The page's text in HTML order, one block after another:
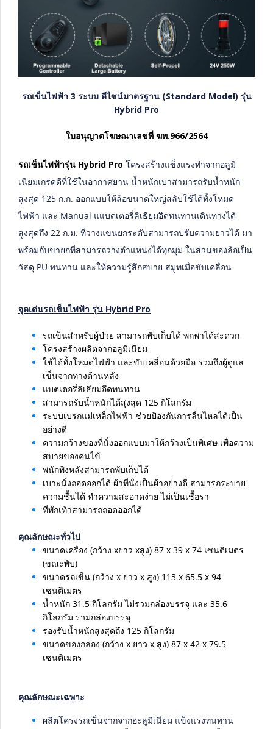
รถเข็นไฟฟ้า 3 ระบบ ดีไซน์มาตรฐาน (Standard Model) รุ่น
Hybrid Pro
ใบอนุญาตโฆษณาเลขที่ ฆพ.966/2564
รถเข็นไฟฟ้ารุ่น Hybrid Pro โครงสร้างแข็งแรงทำจากอลูมิ
เนียมเกรดดีที่ใช้ในอากาศยาน น้ำหนักเบาสามารถรับน้ำหนัก
สูงสุด 125 ก.ก. ออกแบบให้ล้อขนาดใหญ่สลับใช้ได้ทั้งโหมด
ไฟฟ้า และ Manual แแบตเตอรี่ลิเธียมอึดทนทานเดินทางได้
สูงสุดถึง 22 ก.ม. ที่วางแขนยกระดับสามารถปรับความยาวได้ มา
พร้อมกับขายกที่สามารถวางตำแหน่งได้ทุกมุม ในส่วนของล้อเป็น
วัสดุ PU ทนทาน และให้ความรู้สึกสบาย สมูทเมื่อขับเคลื่อน
จุดเด่นรถเข็นไฟฟ้า รุ่น Hybrid Pro
รถเข็นสำหรับผู้ป่วย สามารถพับเก็บได้ พกพาได้สะดวก
โครงสร้างผลิตจากอลูมิเนียม
ใช้ได้ทั้งโหมดไฟฟ้า และขับเคลื่อนด้วยมือ รวมถึงผู้ดูแล
เข็นจากทางด้านหลัง
แบตเตอรี่ลิเธียมอึดทนทาน
สามารถรับน้ำหนักได้สุงสุด 125 กิโลกรัม
ระบบเบรกแม่เหล็กไฟฟ้า ช่วยป้องกันการลื่นไหลได้เป็น
อย่างดี
ความกว้างของที่นั่งออกแบบมาให้กว้างเป็นพิเศษ เพื่อความ
สบายของคนไข้
พนักพิงหลังสามารถพับเก็บได้
เบาะนั่งถอดออกได้ ผ้าที่นั่งเป็นผ้าอย่างดี สามารถระบาย
ความชื้นได้ ทำความสะอาดง่าย ไม่เป็นเชื้อรา
ที่พักเท้าสามารถถอดออกได้
คุณลักษณะทั่วไป
ขนาดเครื่อง (กว้าง xยาว xสูง) 87 x 39 x 74 เซนติเมตร
(ขณะพับ)
ขนาดรถเข็น (กว้าง x ยาว x สูง) 113 x 65.5 x 94
เซนติเมตร
น้ำหนัก 31.5 กิโลกรัม ไม่รวมกล่องบรรจุ และ 35.6
กิโลกรัม รวมกล่องบรรจุ
รองรับน้ำหนักสูงสุดถึง 125 กิโลกรัม
ขนาดของกล่อง (กว้าง x ยาว x สูง) 87 x 42 x 79.5
เซนติเมตร
คุณลักษณะเฉพาะ
ผลิตโครงรถเข็นจากจากอะลูมิเนียม แข็งแรงทนทาน